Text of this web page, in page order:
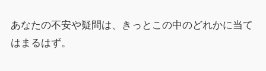
あなたの不安や疑問は、きっとこの中のどれかに当て
はまるはず。